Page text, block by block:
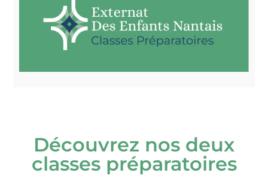
Découvrez nos deux
classes préparatoires